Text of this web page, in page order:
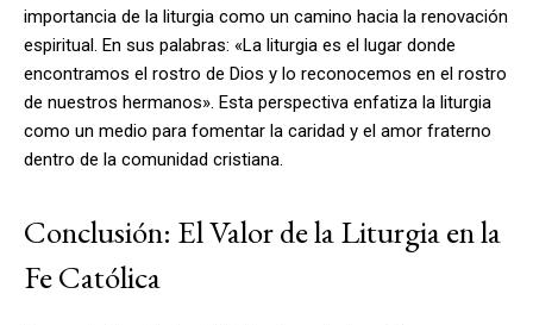
importancia de la liturgia como un camino hacia la renovación
espiritual. En sus palabras: «La liturgia es el lugar donde
encontramos el rostro de Dios y lo reconocemos en el rostro
de nuestros hermanos». Esta perspectiva enfatiza la liturgia
como un medio para fomentar la caridad y el amor fraterno
dentro de la comunidad cristiana.
Conclusión: El Valor de la Liturgia en la
Fe Católica